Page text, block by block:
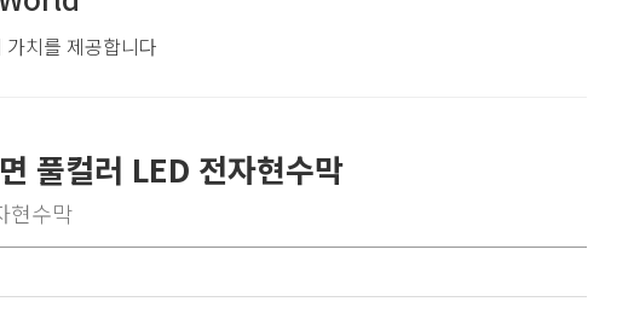
치를 제공합니다
풀컬러 LED 전자현수막
현수막